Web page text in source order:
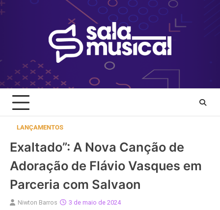
Skip
to
LANÇAMENTOS
Exaltado”: A Nova Canção de
Adoração de Flávio Vasques em
Parceria com Salvaon
Niwton Barros 3 de maio de 2024